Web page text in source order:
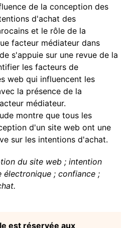
de la conception des
d'achat des
et le rôle de la
facteur médiateur dans
s'appuie sur une revue de la
les facteurs de
web qui influencent les
la présence de la
médiateur.
montre que tous les
d'un site web ont une
sur les intentions d'achat.
du site web ; intention
électronique ; confiance ;
est réservée aux